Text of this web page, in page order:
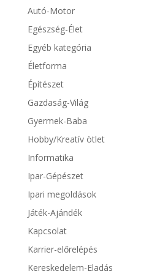
Autó-Motor
Egészség-Élet
Egyéb kategória
Életforma
Építészet
Gazdaság-Világ
Gyermek-Baba
Hobby/Kreatív ötlet
Informatika
Ipar-Gépészet
Ipari megoldások
Játék-Ajándék
Kapcsolat
Karrier-előrelépés
Kereskedelem-Eladás